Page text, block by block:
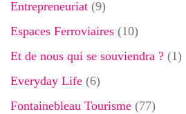
Entrepreneuriat (9)
Espaces Ferroviaires (10)
Et de nous qui se souviendra ? (1)
Everyday Life (6)
Fontainebleau Tourisme (77)